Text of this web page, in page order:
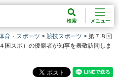
検索 メニュー
育・スポーツ > 競技スポーツ > 第７８回
国スポ）の優勝者が知事を表敬訪問しま